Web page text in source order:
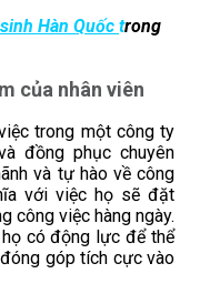
Hàn Quốc trong
của nhân viên
trong một công ty
đồng phục chuyên
và tự hào về công
với việc họ sẽ đặt
công việc hàng ngày.
có động lực để thể
góp tích cực vào